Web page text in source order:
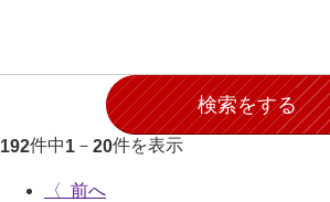
伊藤家文書（須佐町）
伊藤家文書（山口市）
192件中1 － 20件を表示
〈